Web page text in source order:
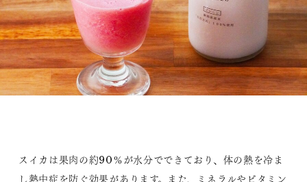
スイカは果肉の約90％が水分でできており、体の熱を冷ま
し熱中症を防ぐ効果があります。また、ミネラルやビタミン